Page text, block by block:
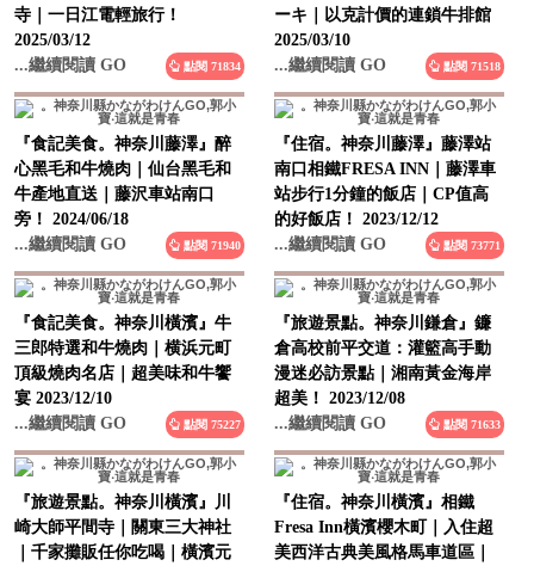
2025/03/12
...繼續閱讀 GO
2025/03/10
...繼續閱讀 GO
『食記美食。神奈川藤澤』醉
心黑毛和牛燒肉｜仙台黑毛和
牛產地直送｜藤沢車站南口
旁！ 2024/06/18
...繼續閱讀 GO
『住宿。神奈川藤澤』藤澤站
南口相鐵FRESA INN｜藤澤車
站步行1分鐘的飯店｜CP值高
的好飯店！ 2023/12/12
...繼續閱讀 GO
『食記美食。神奈川橫濱』牛
三郎特選和牛燒肉｜横浜元町
頂級燒肉名店｜超美味和牛饗
宴 2023/12/10
...繼續閱讀 GO
『旅遊景點。神奈川鎌倉』鐮
倉高校前平交道：灌籃高手動
漫迷必訪景點｜湘南黃金海岸
超美！ 2023/12/08
...繼續閱讀 GO
『旅遊景點。神奈川橫濱』川
崎大師平間寺｜關東三大神社
｜千家攤販任你吃喝｜橫濱元
旦參拜必訪神社！ 2023/12/06
『住宿。神奈川橫濱』相鐵
Fresa Inn橫濱櫻木町｜入住超
美西洋古典美風格馬車道區｜
捷運站旁！ 2023/12/04